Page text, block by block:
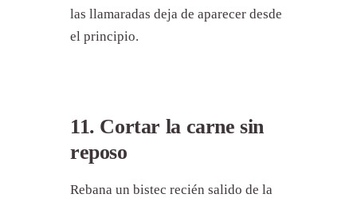
las llamaradas deja de aparecer desde
el principio.
11. Cortar la carne sin
reposo
Rebana un bistec recién salido de la